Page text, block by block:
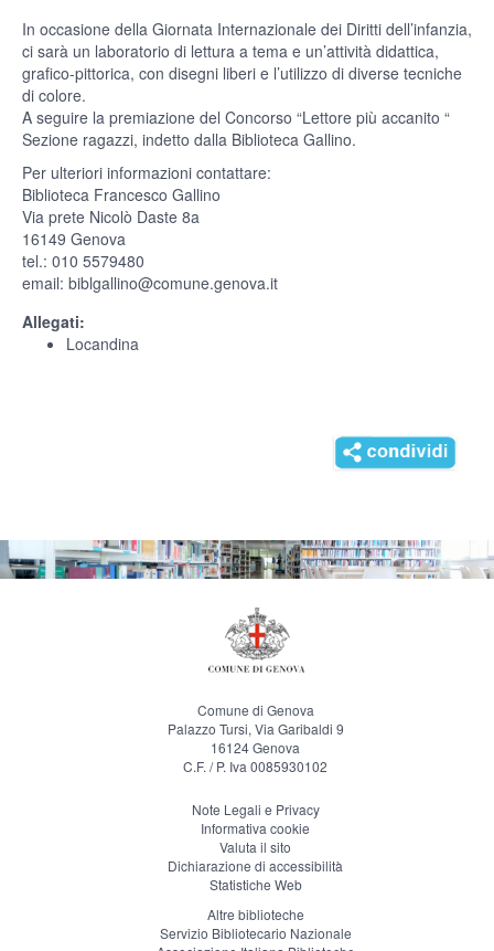
In occasione della Giornata Internazionale dei Diritti dell’infanzia,
ci sarà un laboratorio di lettura a tema e un’attività didattica,
grafico-pittorica, con disegni liberi e l’utilizzo di diverse tecniche
di colore.
A seguire la premiazione del Concorso “Lettore più accanito “
Sezione ragazzi, indetto dalla Biblioteca Gallino.
Per ulteriori informazioni contattare:
Biblioteca Francesco Gallino
Via prete Nicolò Daste 8a
16149 Genova
tel.: 010 5579480
email: biblgallino@comune.genova.it
Allegati:
Locandina
Comune di Genova
Palazzo Tursi, Via Garibaldi 9
16124 Genova
C.F. / P. Iva 0085930102
Note Legali e Privacy
Informativa cookie
Valuta il sito
Dichiarazione di accessibilità
Statistiche Web
Altre biblioteche
Servizio Bibliotecario Nazionale